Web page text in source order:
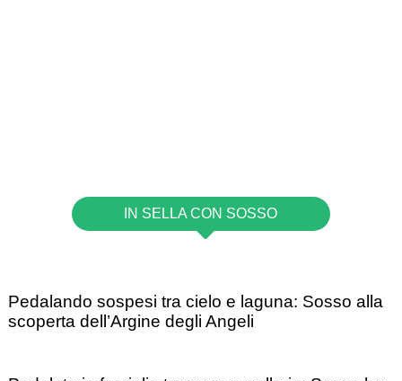
IN SELLA CON SOSSO
Pedalando sospesi tra cielo e laguna: Sosso alla
scoperta dell’Argine degli Angeli